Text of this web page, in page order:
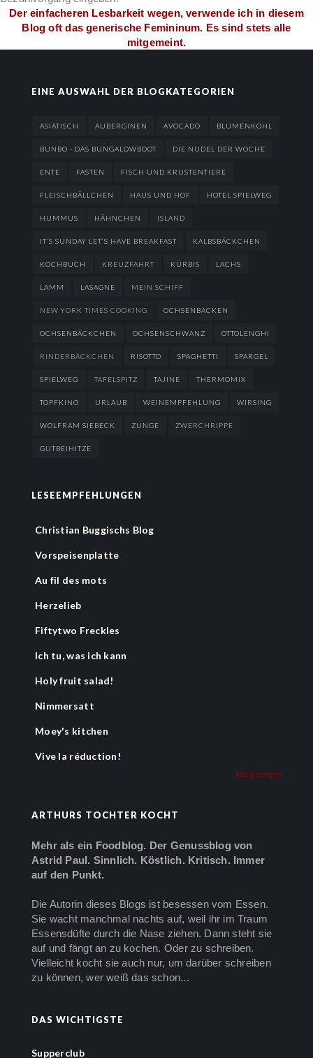
Der einfacheren Lesbarkeit wegen, verwende ich in diesem
Blog oft das generische Femininum. Es sind stets alle
mitgemeint.
EINE AUSWAHL DER BLOGKATEGORIEN
ASIATISCH AUBERGINEN AVOCADO BLUMENKOHL
BUNBO - DAS BUNGALOWBOOT DIE NUDEL DER WOCHE
ENTE FASTEN FISCH UND KRUSTENTIERE
FLEISCHBÄLLCHEN HAUS UND HOF HOTEL SPIELWEG
HUMMUS HÄHNCHEN ISLAND
IT’S SUNDAY LET’S HAVE BREAKFAST KALBSBÄCKCHEN
KOCHBUCH KREUZFAHRT KÜRBIS LACHS
LAMM LASAGNE MEIN SCHIFF
NEW YORK TIMES COOKING OCHSENBACKEN
OCHSENBÄCKCHEN OCHSENSCHWANZ OTTOLENGHI
RINDERBÄCKCHEN RISOTTO SPAGHETTI SPARGEL
SPIELWEG TAFELSPITZ TAJINE THERMOMIX
TOPFKINO URLAUB WEINEMPFEHLUNG WIRSING
WOLFRAM SIEBECK ZUNGE ZWERCHRIPPE
GUTBEIHITZE
LESEEMPFEHLUNGEN
Christian Buggischs Blog
Vorspeisenplatte
Au fil des mots
Herzelieb
Fiftytwo Freckles
Ich tu, was ich kann
Holy fruit salad!
Nimmersatt
Moey's kitchen
Vive la réduction!
Alle anzeigen
ARTHURS TOCHTER KOCHT
Mehr als ein Foodblog. Der Genussblog von
Astrid Paul. Sinnlich. Köstlich. Kritisch. Immer
auf den Punkt.
Die Autorin dieses Blogs ist besessen vom Essen.
Sie wacht manchmal nachts auf, weil ihr im Traum
Essensdüfte durch die Nase ziehen. Dann steht sie
auf und fängt an zu kochen. Oder zu schreiben.
Vielleicht kocht sie auch nur, um darüber schreiben
zu können, wer weiß das schon...
DAS WICHTIGSTE
Supperclub